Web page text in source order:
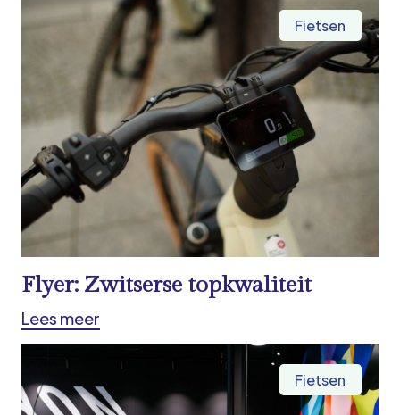
Fietsen
Flyer: Zwitserse topkwaliteit
Lees meer
Fietsen